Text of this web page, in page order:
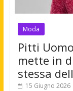
Moda
Pitti
mette in
stessa
15 Giugno 2026